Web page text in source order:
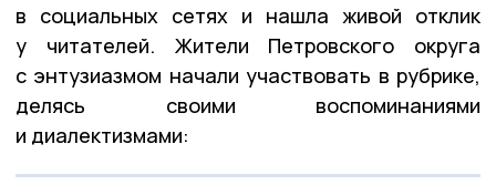
в социальных сетях и нашла живой отклик
у читателей. Жители Петровского округа
с энтузиазмом начали участвовать в рубрике,
делясь своими воспоминаниями
и диалектизмами: